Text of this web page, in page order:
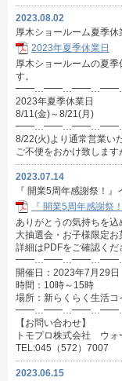
2023.08.02
厚木ショールーム夏季
2023年夏季休業日
厚木ショールームの夏
す。
2023年夏季休業日
8/11(金)～8/21(月)
8/22(火)より通常営業い
ご不便をおかけ致します
2023.07.14
『 開業5周年感謝祭！』
『 開業5周年感謝祭
ありがとうの気持ちを
大抽選会・お子様限定お
詳細はPDFをご確認くだ
開催日：2023年7月29日
時間：10時～15時
場所：新らくらく生活
【お問い合わせ】
トモプロ株式会社 ウォ
TEL:045（572）7007
2023.06.15